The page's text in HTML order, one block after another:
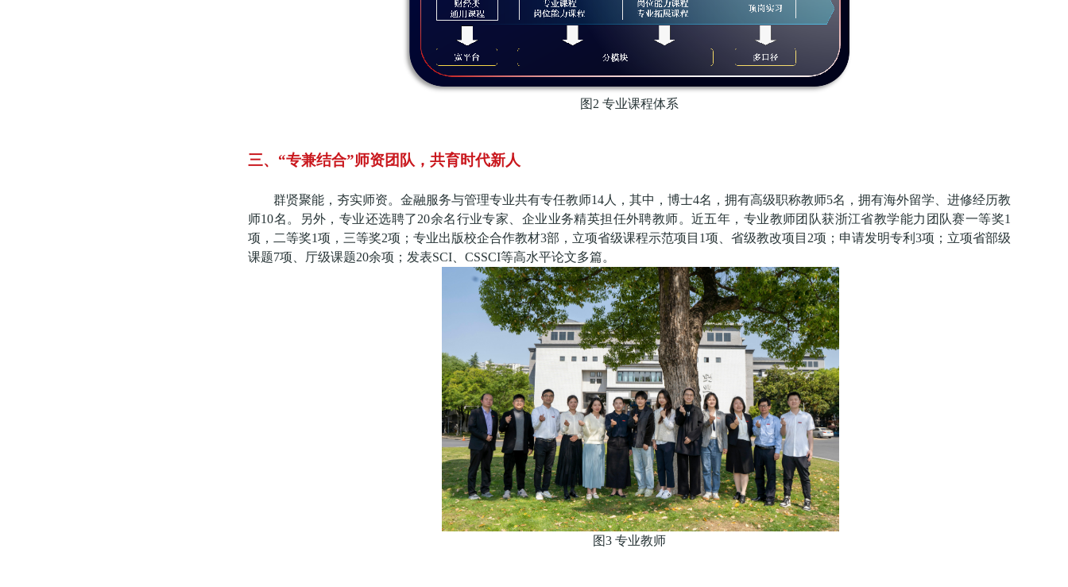
图 2 专业课程体系
三、 “专兼结合”师资团队，共育时代新人
群贤聚能，夯实师资。金融服务与管理专业共有专任教师14人， 其中，博士4名，拥有高级职称教师5名，拥有海外留学、进修经历教
师10名。另外，专业还选聘了20余名行业专家、企业业务精英担任外聘教师。近五年，专业教师团队获浙江省教学能力团队赛一等奖1
项，二等奖1项，三等奖2项；专业出版校企合作教材3部，立项省级课程示范项目1项、省级教改项目2项；申请发明专利3项；立项省部级
课题7项、厅级课题20余项；发表SCI、CSSCI等高水平论文多篇。
图3 专业教师